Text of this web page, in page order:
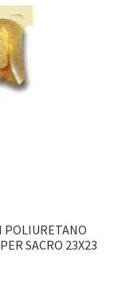
POLIURETANO
SACRO 23X23